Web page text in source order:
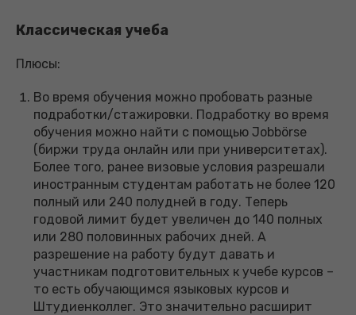
Классическая учеба
Плюсы:
Во время обучения можно пробовать разные
подработки/стажировки. Подработку во время
обучения можно найти с помощью Jobbörse
(биржи труда онлайн или при университетах).
Более того, ранее визовые условия разрешали
иностранным студентам работать не более 120
полный или 240 полудней в году. Теперь
годовой лимит будет увеличен до 140 полных
или 280 половинных рабочих дней. А
разрешение на работу будут давать и
участникам подготовительных к учебе курсов –
то есть обучающимся языковых курсов и
Штудиенколлег. Это значительно расширит